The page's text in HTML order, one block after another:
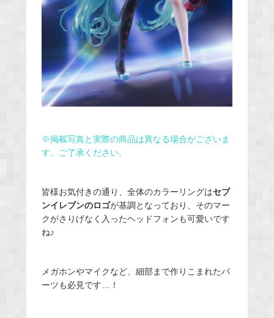
※掲載写真と実際の商品は異なる場合がございま
す。ご了承ください。
皆様お気付きの通り、全体のカラーリングはセブ
ンイレブンのロゴが基調となっており、そのマー
クがさりげなく入ったヘッドフォンも可愛いです
ね♪
メガホンやマイクなど、細部まで作りこまれたパ
ーツも必見です…！